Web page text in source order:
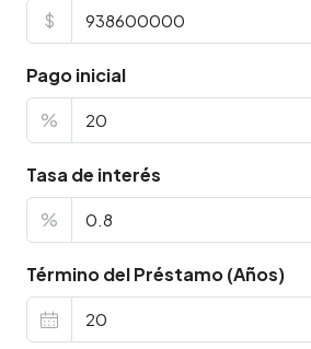
$
Pago inicial
%
Tasa de interés
%
Término del Préstamo (Años)